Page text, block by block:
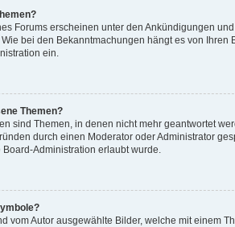
Forums erscheinen unter den Ankündigungen
bei den Bekanntmachungen hängt es von
ein.
Themen?
sind Themen, in denen nicht mehr geantwortet
durch einen Moderator oder Administrator
Administration erlaubt wurde.
vom Autor ausgewählte Bilder, welche mit einem